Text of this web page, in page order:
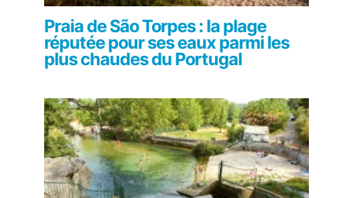
Praia de São Torpes : la plage
réputée pour ses eaux parmi les
plus chaudes du Portugal